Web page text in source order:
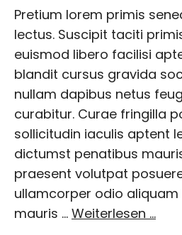
Pretium lorem primis
lectus. Suscipit taciti
euismod libero facilisi
blandit cursus gravida
nullam dapibus netus
curabitur. Curae fringilla
sollicitudin iaculis aptent
dictumst penatibus
praesent volutpat
ullamcorper odio
mauris … Weiterlesen …